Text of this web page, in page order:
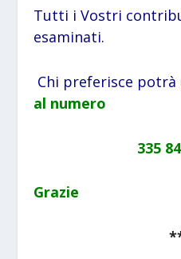
Tutti i Vostri
esaminati.
Chi preferisce
al numero
335
Grazie